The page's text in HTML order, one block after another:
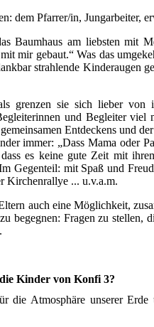
dem Pfarrer/in, Jungarbeiter,
Baumhaus am liebsten mit
mir gebaut.“ Was das
strahlende Kinderaugen
grenzen sie sich lieber von
und Begleiter
Entdeckens und
immer: „Dass Mama oder
es keine gute Zeit mit
Gegenteil: mit Spaß und
Kirchenrallye ... u.v.a.m.
auch eine Möglichkeit,
begegnen: Fragen zu stellen,
Kinder von Konfi 3?
die Atmosphäre unserer